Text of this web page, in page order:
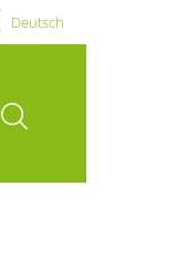
Deutsch
Suche öffnen